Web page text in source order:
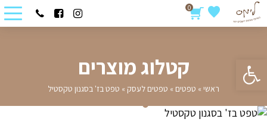
פתח סרגל נגישות
0
קטלוג מוצרים
ראשי » טפטים » טפטים לעסק » טפט בז' בסגנון טקסטיל